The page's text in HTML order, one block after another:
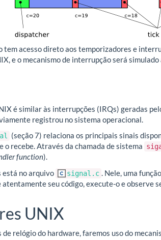
tem acesso direto aos temporizadores e
e o mecanismo de interrupção será
é similar às interrupções (IRQs) geradas
registrou no sistema operacional.
(seção 7) relaciona os principais sinais
o recebe. Através da chamada de sistema
function).
está no arquivo
signal.c . Nele, uma
seu código, execute-o e observe
UNIX
relógio do hardware, faremos uso do